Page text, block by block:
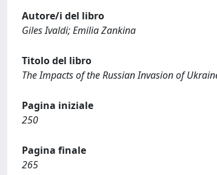
Autore/i del libro
Giles Ivaldi; Emilia Zankina
Titolo del libro
The Impacts of the Russian Invasion of
Pagina iniziale
250
Pagina finale
265